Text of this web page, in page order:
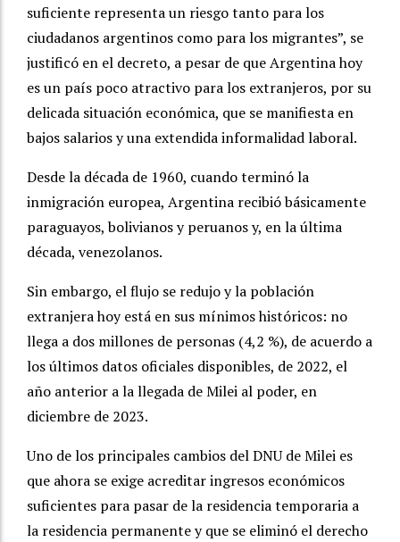
suficiente representa un riesgo tanto para los
ciudadanos argentinos como para los migrantes”, se
justificó en el decreto, a pesar de que Argentina hoy
es un país poco atractivo para los extranjeros, por su
delicada situación económica, que se manifiesta en
bajos salarios y una extendida informalidad laboral.
Desde la década de 1960, cuando terminó la
inmigración europea, Argentina recibió básicamente
paraguayos, bolivianos y peruanos y, en la última
década, venezolanos.
Sin embargo, el flujo se redujo y la población
extranjera hoy está en sus mínimos históricos: no
llega a dos millones de personas (4,2 %), de acuerdo a
los últimos datos oficiales disponibles, de 2022, el
año anterior a la llegada de Milei al poder, en
diciembre de 2023.
Uno de los principales cambios del DNU de Milei es
que ahora se exige acreditar ingresos económicos
suficientes para pasar de la residencia temporaria a
la residencia permanente y que se eliminó el derecho